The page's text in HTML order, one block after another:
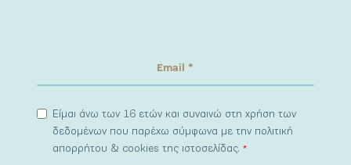
Είμαι άνω των 16 ετών και συναινώ στη χρήση των
δεδομένων που παρέχω σύμφωνα με την πολιτική
απορρήτου & cookies της ιστοσελίδας.*